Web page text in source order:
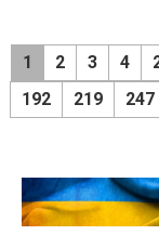
1 2 3 4
192
219 247